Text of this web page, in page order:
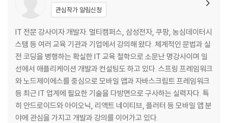
=============================
둘째마당 | 코틀린 이해하기
=============================
03장 코틀린 시작하기
__03-1 코틀린 언어 소개
__03-2 변수와 함수
__03-3 조건문과 반복문
관심작가 알림신청
IT 전문 강사이자 개발자. 멀티캠퍼스, 삼성전자, 쿠팡, 농심데이터시
스템 등 여러 교육 기관과 기업에서 강의해 왔다. 체계적인 문법과 실
전 코딩을 병행하는 확실한 IT 교육 철학으로 소문난 명강사이며 일
선에서 애플리케이션 개발과 컨설팅도 하고 있다. 스프링 프레임워크
와 노드제이에스를 중심으로 모바일 앱과 자바스크립트 프레임워크
등 최근 IT 업계에 필요한 기술을 다방면으로 구사하는 실력자다. 특
히 안드로이드와 아이오닉, 리액트 네이티브, 플러터 등 모바일 앱 분
야에 관심을 가지고 개발과 강의를 이어가고 있다.